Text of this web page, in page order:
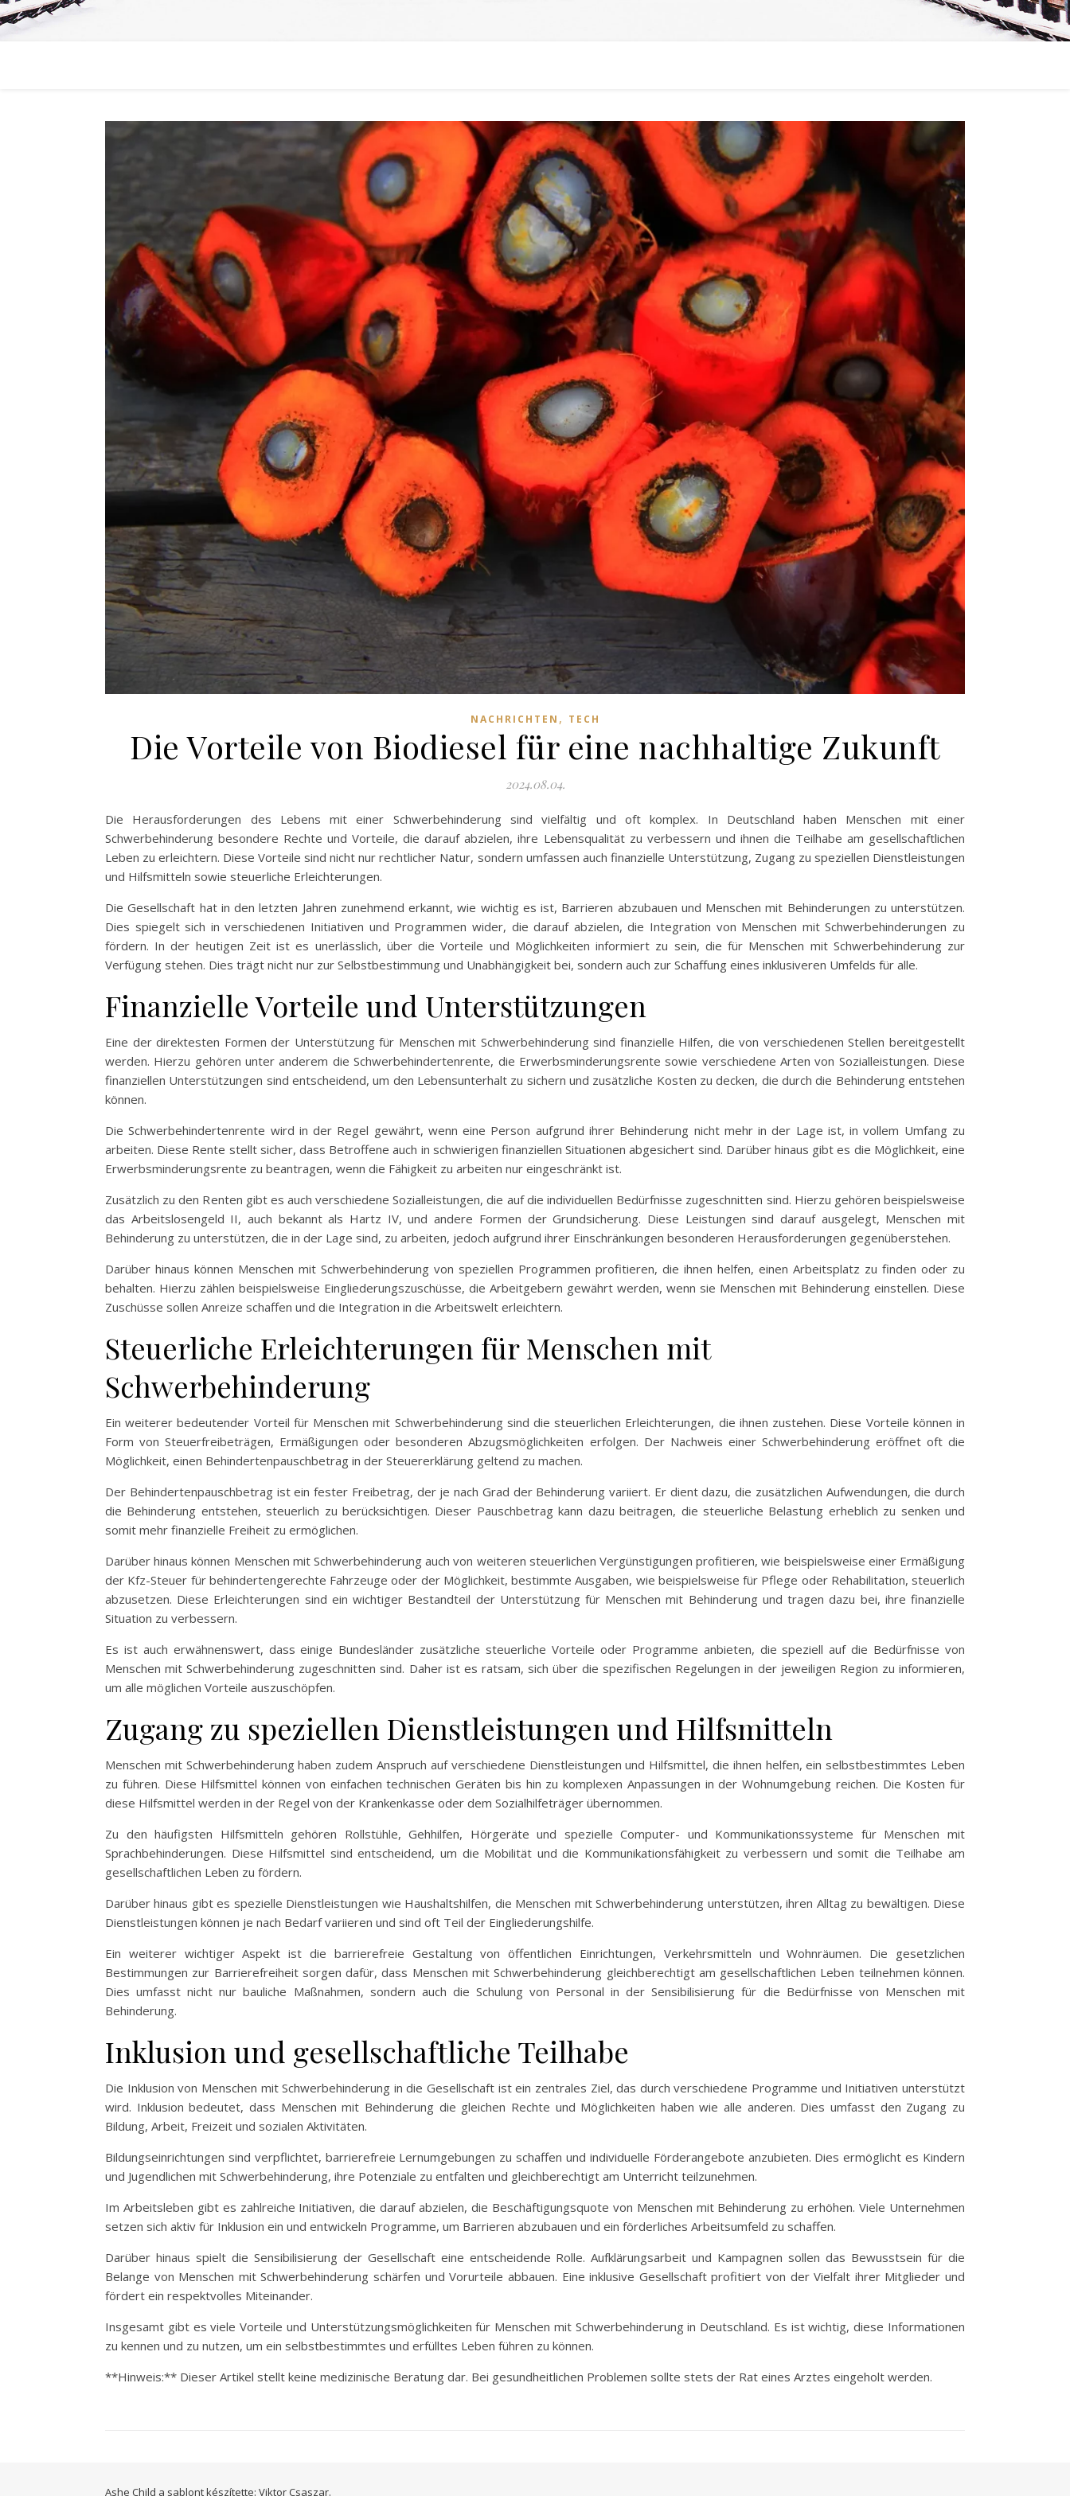
NACHRICHTEN , TECH
Die Vorteile von Biodiesel für eine nachhaltige Zukunft
2024.08.04.
Die Herausforderungen des Lebens mit einer Schwerbehinderung sind vielfältig und oft komplex. In Deutschland haben Menschen mit einer
Schwerbehinderung besondere Rechte und Vorteile, die darauf abzielen, ihre Lebensqualität zu verbessern und ihnen die Teilhabe am gesellschaftlichen
Leben zu erleichtern. Diese Vorteile sind nicht nur rechtlicher Natur, sondern umfassen auch finanzielle Unterstützung, Zugang zu speziellen Dienstleistungen
und Hilfsmitteln sowie steuerliche Erleichterungen.
Die Gesellschaft hat in den letzten Jahren zunehmend erkannt, wie wichtig es ist, Barrieren abzubauen und Menschen mit Behinderungen zu unterstützen.
Dies spiegelt sich in verschiedenen Initiativen und Programmen wider, die darauf abzielen, die Integration von Menschen mit Schwerbehinderungen zu
fördern. In der heutigen Zeit ist es unerlässlich, über die Vorteile und Möglichkeiten informiert zu sein, die für Menschen mit Schwerbehinderung zur
Verfügung stehen. Dies trägt nicht nur zur Selbstbestimmung und Unabhängigkeit bei, sondern auch zur Schaffung eines inklusiveren Umfelds für alle.
Finanzielle Vorteile und Unterstützungen
Eine der direktesten Formen der Unterstützung für Menschen mit Schwerbehinderung sind finanzielle Hilfen, die von verschiedenen Stellen bereitgestellt
werden. Hierzu gehören unter anderem die Schwerbehindertenrente, die Erwerbsminderungsrente sowie verschiedene Arten von Sozialleistungen. Diese
finanziellen Unterstützungen sind entscheidend, um den Lebensunterhalt zu sichern und zusätzliche Kosten zu decken, die durch die Behinderung entstehen
können.
Die Schwerbehindertenrente wird in der Regel gewährt, wenn eine Person aufgrund ihrer Behinderung nicht mehr in der Lage ist, in vollem Umfang zu
arbeiten. Diese Rente stellt sicher, dass Betroffene auch in schwierigen finanziellen Situationen abgesichert sind. Darüber hinaus gibt es die Möglichkeit, eine
Erwerbsminderungsrente zu beantragen, wenn die Fähigkeit zu arbeiten nur eingeschränkt ist.
Zusätzlich zu den Renten gibt es auch verschiedene Sozialleistungen, die auf die individuellen Bedürfnisse zugeschnitten sind. Hierzu gehören beispielsweise
das Arbeitslosengeld II, auch bekannt als Hartz IV, und andere Formen der Grundsicherung. Diese Leistungen sind darauf ausgelegt, Menschen mit
Behinderung zu unterstützen, die in der Lage sind, zu arbeiten, jedoch aufgrund ihrer Einschränkungen besonderen Herausforderungen gegenüberstehen.
Darüber hinaus können Menschen mit Schwerbehinderung von speziellen Programmen profitieren, die ihnen helfen, einen Arbeitsplatz zu finden oder zu
behalten. Hierzu zählen beispielsweise Eingliederungszuschüsse, die Arbeitgebern gewährt werden, wenn sie Menschen mit Behinderung einstellen. Diese
Zuschüsse sollen Anreize schaffen und die Integration in die Arbeitswelt erleichtern.
Steuerliche Erleichterungen für Menschen mit
Schwerbehinderung
Ein weiterer bedeutender Vorteil für Menschen mit Schwerbehinderung sind die steuerlichen Erleichterungen, die ihnen zustehen. Diese Vorteile können in
Form von Steuerfreibeträgen, Ermäßigungen oder besonderen Abzugsmöglichkeiten erfolgen. Der Nachweis einer Schwerbehinderung eröffnet oft die
Möglichkeit, einen Behindertenpauschbetrag in der Steuererklärung geltend zu machen.
Der Behindertenpauschbetrag ist ein fester Freibetrag, der je nach Grad der Behinderung variiert. Er dient dazu, die zusätzlichen Aufwendungen, die durch
die Behinderung entstehen, steuerlich zu berücksichtigen. Dieser Pauschbetrag kann dazu beitragen, die steuerliche Belastung erheblich zu senken und
somit mehr finanzielle Freiheit zu ermöglichen.
Darüber hinaus können Menschen mit Schwerbehinderung auch von weiteren steuerlichen Vergünstigungen profitieren, wie beispielsweise einer Ermäßigung
der Kfz-Steuer für behindertengerechte Fahrzeuge oder der Möglichkeit, bestimmte Ausgaben, wie beispielsweise für Pflege oder Rehabilitation, steuerlich
abzusetzen. Diese Erleichterungen sind ein wichtiger Bestandteil der Unterstützung für Menschen mit Behinderung und tragen dazu bei, ihre finanzielle
Situation zu verbessern.
Es ist auch erwähnenswert, dass einige Bundesländer zusätzliche steuerliche Vorteile oder Programme anbieten, die speziell auf die Bedürfnisse von
Menschen mit Schwerbehinderung zugeschnitten sind. Daher ist es ratsam, sich über die spezifischen Regelungen in der jeweiligen Region zu informieren,
um alle möglichen Vorteile auszuschöpfen.
Zugang zu speziellen Dienstleistungen und Hilfsmitteln
Menschen mit Schwerbehinderung haben zudem Anspruch auf verschiedene Dienstleistungen und Hilfsmittel, die ihnen helfen, ein selbstbestimmtes Leben
zu führen. Diese Hilfsmittel können von einfachen technischen Geräten bis hin zu komplexen Anpassungen in der Wohnumgebung reichen. Die Kosten für
diese Hilfsmittel werden in der Regel von der Krankenkasse oder dem Sozialhilfeträger übernommen.
Zu den häufigsten Hilfsmitteln gehören Rollstühle, Gehhilfen, Hörgeräte und spezielle Computer- und Kommunikationssysteme für Menschen mit
Sprachbehinderungen. Diese Hilfsmittel sind entscheidend, um die Mobilität und die Kommunikationsfähigkeit zu verbessern und somit die Teilhabe am
gesellschaftlichen Leben zu fördern.
Darüber hinaus gibt es spezielle Dienstleistungen wie Haushaltshilfen, die Menschen mit Schwerbehinderung unterstützen, ihren Alltag zu bewältigen. Diese
Dienstleistungen können je nach Bedarf variieren und sind oft Teil der Eingliederungshilfe.
Ein weiterer wichtiger Aspekt ist die barrierefreie Gestaltung von öffentlichen Einrichtungen, Verkehrsmitteln und Wohnräumen. Die gesetzlichen
Bestimmungen zur Barrierefreiheit sorgen dafür, dass Menschen mit Schwerbehinderung gleichberechtigt am gesellschaftlichen Leben teilnehmen können.
Dies umfasst nicht nur bauliche Maßnahmen, sondern auch die Schulung von Personal in der Sensibilisierung für die Bedürfnisse von Menschen mit
Behinderung.
Inklusion und gesellschaftliche Teilhabe
Die Inklusion von Menschen mit Schwerbehinderung in die Gesellschaft ist ein zentrales Ziel, das durch verschiedene Programme und Initiativen unterstützt
wird. Inklusion bedeutet, dass Menschen mit Behinderung die gleichen Rechte und Möglichkeiten haben wie alle anderen. Dies umfasst den Zugang zu
Bildung, Arbeit, Freizeit und sozialen Aktivitäten.
Bildungseinrichtungen sind verpflichtet, barrierefreie Lernumgebungen zu schaffen und individuelle Förderangebote anzubieten. Dies ermöglicht es Kindern
und Jugendlichen mit Schwerbehinderung, ihre Potenziale zu entfalten und gleichberechtigt am Unterricht teilzunehmen.
Im Arbeitsleben gibt es zahlreiche Initiativen, die darauf abzielen, die Beschäftigungsquote von Menschen mit Behinderung zu erhöhen. Viele Unternehmen
setzen sich aktiv für Inklusion ein und entwickeln Programme, um Barrieren abzubauen und ein förderliches Arbeitsumfeld zu schaffen.
Darüber hinaus spielt die Sensibilisierung der Gesellschaft eine entscheidende Rolle. Aufklärungsarbeit und Kampagnen sollen das Bewusstsein für die
Belange von Menschen mit Schwerbehinderung schärfen und Vorurteile abbauen. Eine inklusive Gesellschaft profitiert von der Vielfalt ihrer Mitglieder und
fördert ein respektvolles Miteinander.
Insgesamt gibt es viele Vorteile und Unterstützungsmöglichkeiten für Menschen mit Schwerbehinderung in Deutschland. Es ist wichtig, diese Informationen
zu kennen und zu nutzen, um ein selbstbestimmtes und erfülltes Leben führen zu können.
**Hinweis:** Dieser Artikel stellt keine medizinische Beratung dar. Bei gesundheitlichen Problemen sollte stets der Rat eines Arztes eingeholt werden.
Ashe Child a sablont készítette: Viktor Csaszar.